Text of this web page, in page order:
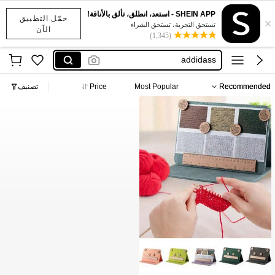
حمّل التطبيق
الآن
×
SHEIN APP - استعد، انطلق، تألق بالأناقة!
تستحق التجربة، تستحق الشراء
(1,345)
x sports
addidass
اديداس رجال
نايك احذيه
x sports
addidass
Recommended
Most Popular
Price تصنيف